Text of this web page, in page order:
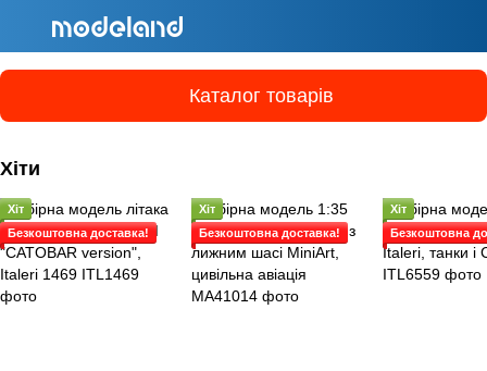
Каталог товарів
Хіти
Хіт
Безкоштовна доставка!
Хіт
Безкоштовна доставка!
Хіт
Безкоштовна